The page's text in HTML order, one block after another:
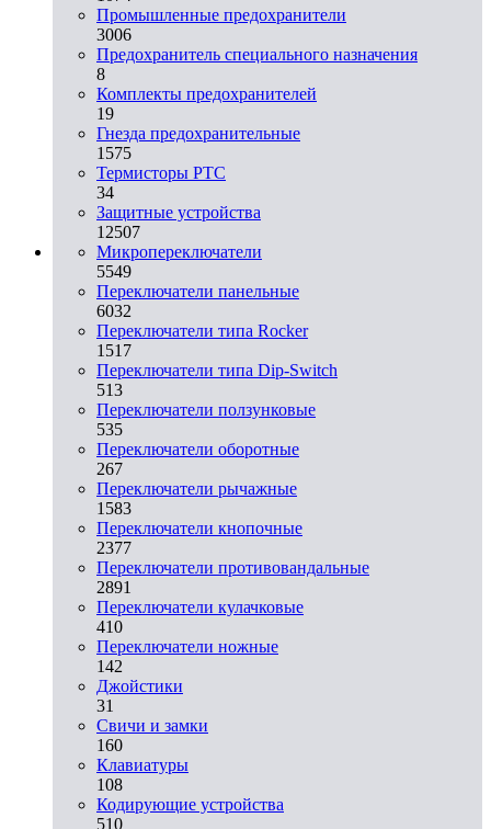
Промышленные предохранители
3006
Предохранитель специального назначения
8
Комплекты предохранителей
19
Гнезда предохранительные
1575
Термисторы PTC
34
Защитные устройства
12507
Микропереключатели
5549
Переключатели панельные
6032
Переключатели типа Rocker
1517
Переключатели типа Dip-Switch
513
Переключатели ползунковые
535
Переключатели оборотные
267
Переключатели рычажные
1583
Переключатели кнопочные
2377
Переключатели противовандальные
2891
Переключатели кулачковые
410
Переключатели ножные
142
Джойстики
31
Свичи и замки
160
Клавиатуры
108
Кодирующие устройства
510